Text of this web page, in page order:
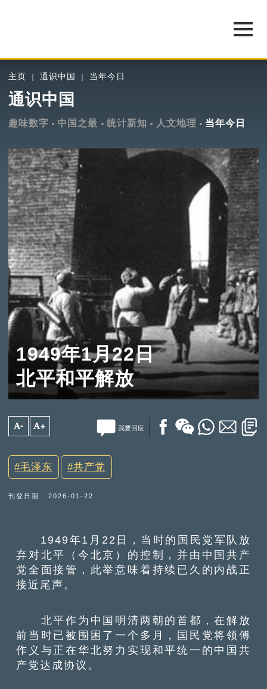
主页 通识中国 当年今日
通识中国
趣味数字 中国之最 统计新知 人文地理 当年今日
1949年1月22日
北平和平解放
A- A+ 我要回应
毛泽东 共产党
刊登日期 : 2026-01-22
1949年1月22日，当时的国民党军队放
弃对北平（今北京）的控制，并由中国共产
党全面接管，此举意味着持续已久的内战正
接近尾声。
北平作为中国明清两朝的首都，在解放
前当时已被围困了一个多月，国民党将领傅
作义与正在华北努力实现和平统一的中国共
产党达成协议。